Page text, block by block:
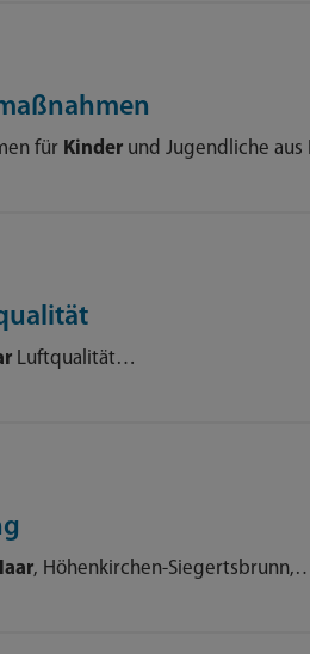
für Kinderund Jugendliche
Luftqualität…
, Höhenkirchen-